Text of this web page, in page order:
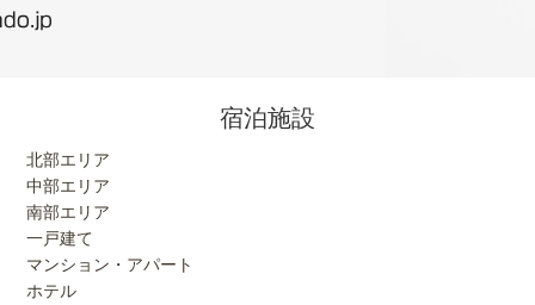
宿泊施設
北部エリア
中部エリア
南部エリア
一戸建て
マンション・アパート
ホテル